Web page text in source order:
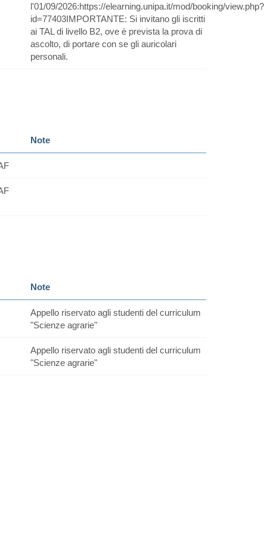
l'01/09/2026:https://elearning.unipa.it/mod/booking/view.php?
id=77403IMPORTANTE: Si invitano gli iscritti
ai TAL di livello B2, ove è prevista la prova di
ascolto, di portare con se gli auricolari
personali.
Note
Note
Appello riservato agli studenti del curriculum
"Scienze agrarie"
Appello riservato agli studenti del curriculum
"Scienze agrarie"